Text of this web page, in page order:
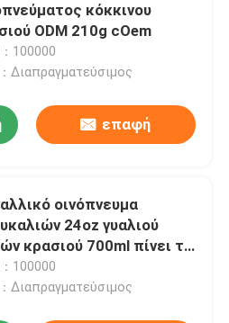
κόκκινου
ODM 210g cOem
100000
Διαπραγματεύσιμος
επαφή
οινόπνευμα
24oz γυαλιού
κρασιού 700ml πίνει το
100000
Διαπραγματεύσιμος